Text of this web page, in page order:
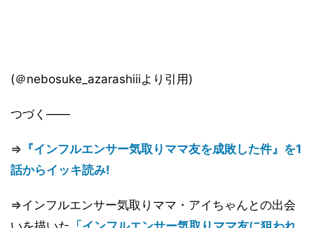
(＠nebosuke_azarashiiiより引用)
つづく――
⇒ 『インフルエンサー気取りママ友を成敗した件』を1
話からイッキ読み!
⇒インフルエンサー気取りママ・アイちゃんとの出会